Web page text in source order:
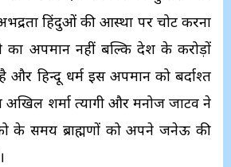
अभद्रता हिंदुओं की आस्था पर चोट करना
का अपमान नहीं बल्कि देश के करोड़ों
हिन्दू धर्म इस अपमान को बर्दाश्त
अखिल शर्मा त्यागी और मनोज जाटव ने
के समय ब्राह्मणों को अपने जनेऊ की